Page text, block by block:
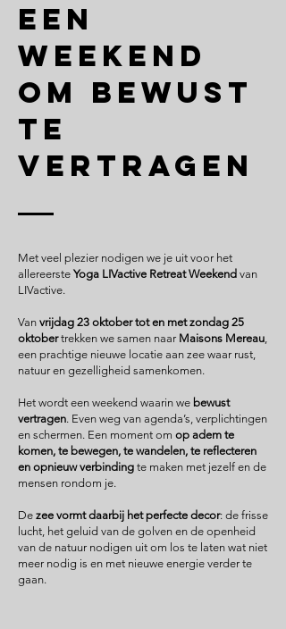
Een
weekend
om bewust
te
vertragen
​Met veel plezier nodigen we je uit voor het
allereerste Yoga LIVactive Retreat Weekend van
LIVactive.
Van vrijdag 23 oktober tot en met zondag 25
oktobertrekken we samen naar Maisons Mereau,
een prachtige nieuwe locatie aan zee waar rust,
natuur en gezelligheid samenkomen.
Het wordt een weekend waarin we bewust
vertragen. Even weg van agenda’s, verplichtingen
en schermen. Een moment om op adem te
komen, te bewegen, te wandelen, te reflecteren
en opnieuw verbinding te maken met jezelf en de
mensen rondom je.
De zee vormt daarbij het perfecte decor: de frisse
lucht, het geluid van de golven en de openheid
van de natuur nodigen uit om los te laten wat niet
meer nodig is en met nieuwe energie verder te
gaan.